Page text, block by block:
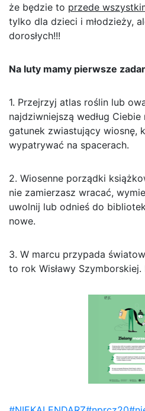
że będzie to przede
tylko dla dzieci i młodzieży,
dorosłych!!!
Na luty mamy pierwsze
1. Przejrzyj atlas roślin lub
najdziwniejszą według
gatunek zwiastujący wiosnę,
wypatrywać na spacerach.
2. Wiosenne porządki
nie zamierzasz wracać,
uwolnij lub odnieś do
nowe.
3. W marcu przypada
to rok Wisławy